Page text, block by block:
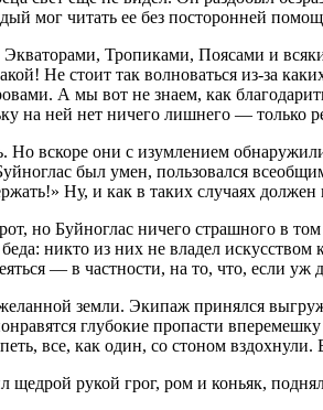
мог читать ее без посторонней
Экваторами, Тропиками, Поясами и
Не стоит так волноваться из-за
А мы вот не знаем, как
на ней нет ничего лишнего — только
Но вскоре они с изумлением
был умен, пользовался
Ну, и как в таких случаях должен
но Буйноглас ничего страшного в
никто из них не владел
— в частности, на то, что, если
земли. Экипаж принялся
глубокие пропасти
все, как один, со стоном вздохнули.
рукой грог, ром и коньяк,